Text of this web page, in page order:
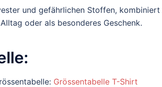
und gefährlichen Stoffen,
oder als besonderes Geschenk.
Grössentabelle T-Shirt